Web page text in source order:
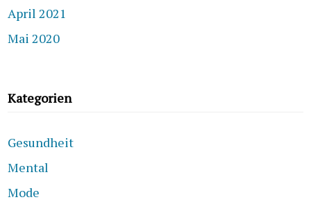
April 2021
Mai 2020
Kategorien
Gesundheit
Mental
Mode